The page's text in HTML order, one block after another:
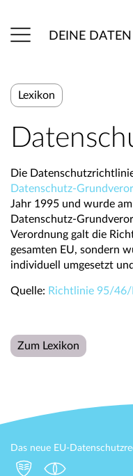
DEINE
Lexikon
Die
Datenschutz-
Jahr 1995 und wurde
Datenschutz-
Verordnung galt die
gesamten EU, sondern
individuell umgesetzt
Quelle: Richtlinie 95/46/
Zum Lexikon
Das neue EU-